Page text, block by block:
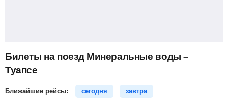
Билеты на поезд Минеральные воды –
Туапсе
Ближайшие рейсы: сегодня завтра